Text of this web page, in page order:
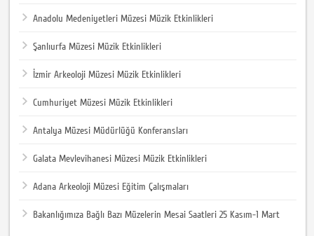
Anadolu Medeniyetleri Müzesi Müzik Etkinlikleri
Şanlıurfa Müzesi Müzik Etkinlikleri
İzmir Arkeoloji Müzesi Müzik Etkinlikleri
Cumhuriyet Müzesi Müzik Etkinlikleri
Antalya Müzesi Müdürlüğü Konferansları
Galata Mevlevihanesi Müzesi Müzik Etkinlikleri
Adana Arkeoloji Müzesi Eğitim Çalışmaları
Bakanlığımıza Bağlı Bazı Müzelerin Mesai Saatleri 25 Kasım-1 Mart